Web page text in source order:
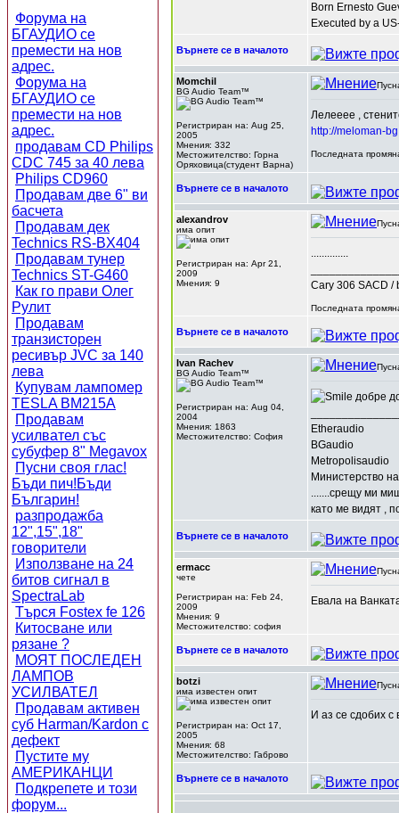
Форума на
БГАУДИО се
премести на нов
адрес.
Форума на
БГАУДИО се
премести на нов
адрес.
продавам CD Philips
CDC 745 за 40 лева
Philips CD960
Продавам две 6" ви
басчета
Продавам дек
Technics RS-BX404
Продавам тунер
Technics ST-G460
Как го прави Олег
Рулит
Продавам
транзисторен
ресивър JVC за 140
лева
Купувам лампомер
TESLA BM215A
Продавам
усилвател със
субуфер 8" Megavox
Пусни своя глас!
Бъди пич!Бъди
Българин!
разпродажба
12",15",18"
говорители
Използване на 24
битов сигнал в
SpectraLab
Търся Fostex fe 126
Китосване или
рязане ?
МОЯТ ПОСЛЕДЕН
ЛАМПОВ
УСИЛВАТЕЛ
Продавам активен
суб Harman/Kardon с
дефект
Пустите му
АМЕРИКАНЦИ
Подкрепете и този
форум...
Born Ernesto
Executed by a
Върнете се в началото
Momchil
BG Audio Team™
Регистриран на: Aug 25,
2005
Мнения: 332
Местожителство: Горна
Оряховица(студент Варна)
Лелееее ,
http://meloman-
Последната
Върнете се в началото
alexandrov
има опит
Регистриран на: Apr 21,
2009
Мнения: 9
..............
Cary 306 SACD /
Последната
Върнете се в началото
Ivan Rachev
BG Audio Team™
Регистриран на: Aug 04,
2004
Мнения: 1863
Местожителство: София
добре
Etheraudio
BGaudio
Metropolisaudio
Министерство
.......срещу ми
като ме видят ,
Върнете се в началото
ermacc
чете
Регистриран на: Feb 24,
2009
Мнения: 9
Местожителство: софия
Евала на
Върнете се в началото
botzi
има известен опит
Регистриран на: Oct 17,
2005
Мнения: 68
Местожителство: Габрово
И аз се сдобих
Върнете се в началото